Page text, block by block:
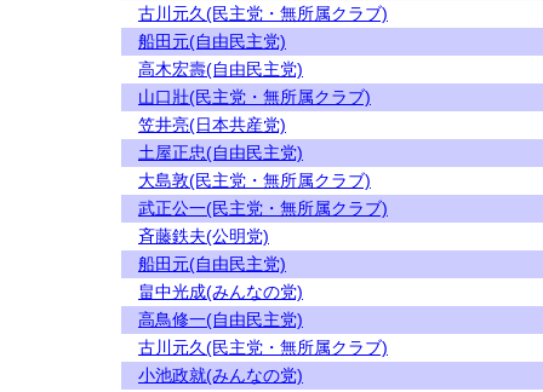
古川元久(民主党・無所属クラブ)
船田元(自由民主党)
高木宏壽(自由民主党)
山口壯(民主党・無所属クラブ)
笠井亮(日本共産党)
土屋正忠(自由民主党)
大島敦(民主党・無所属クラブ)
武正公一(民主党・無所属クラブ)
斉藤鉄夫(公明党)
船田元(自由民主党)
畠中光成(みんなの党)
高鳥修一(自由民主党)
古川元久(民主党・無所属クラブ)
小池政就(みんなの党)